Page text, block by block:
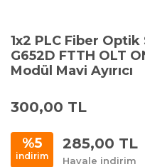
1x2 PLC Fiber
G652D FTTH OLT
Modül Mavi Ayırıcı
300,00 TL
%5
indirim
285,00 TL
Havale indirim